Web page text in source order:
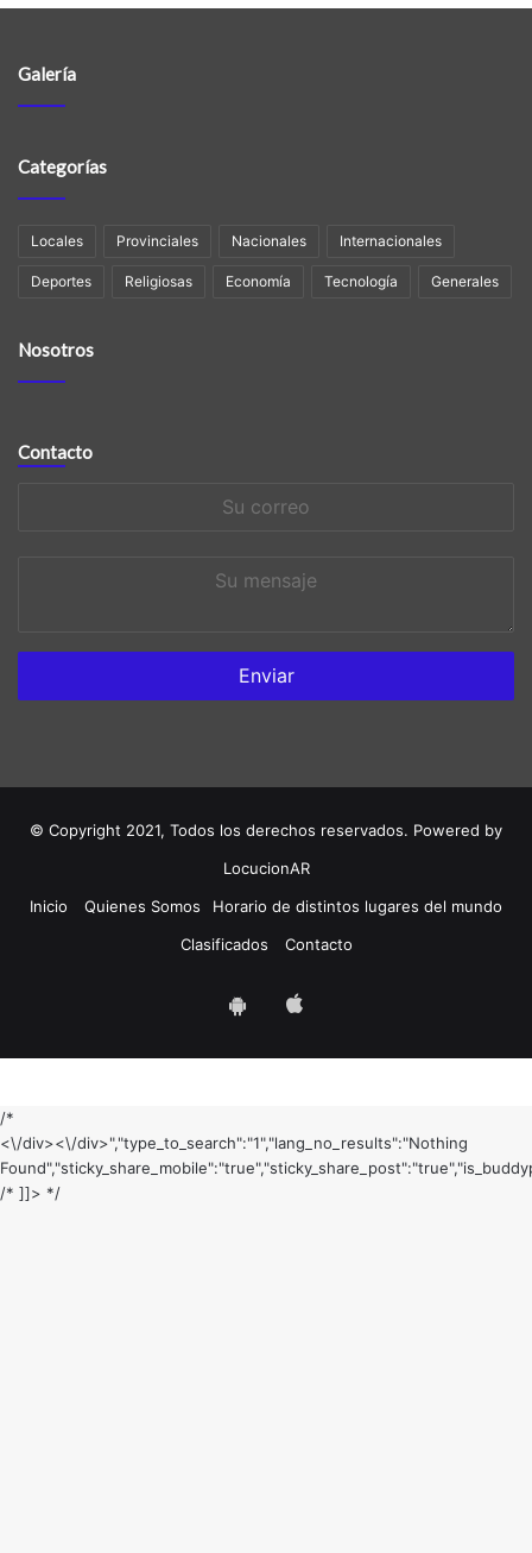
Galería
Categorías
Locales Provinciales Nacionales Internacionales
Deportes Religiosas Economía Tecnología Generales
Nosotros
Contacto
© Copyright 2021, Todos los derechos reservados. Powered by
LocucionAR
Inicio
Quienes Somos
Horario de distintos lugares del mundo
Clasificados
Contacto
Android
iOS
/*
<\/div><\/div>","type_to_search":"1","lang_no_results":"Nothing
/* ]]> */